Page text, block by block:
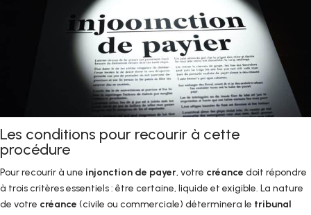
Les conditions pour recourir à cette
procédure
Pour recourir à une injonction de payer, votre créance doit répondre
à trois critères essentiels : être certaine, liquide et exigible. La nature
de votre créance (civile ou commerciale) déterminera le tribunal